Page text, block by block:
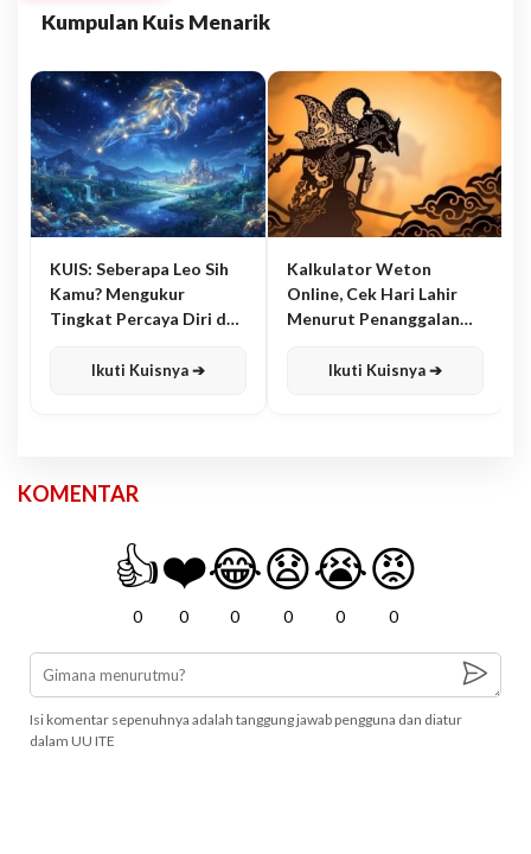
Kumpulan Kuis Menarik
KUIS: Seberapa Leo Sih
Kamu? Mengukur
Tingkat Percaya Diri dan
Ikuti Kuisnya ➔
Kalkulator Weton
Online, Cek Hari Lahir
Menurut Penanggalan
Ikuti Kuisnya ➔
KOMENTAR
👍
0
❤️
0
😂
0
😧
0
😭
0
😡
0
Isi komentar sepenuhnya adalah tanggung jawab pengguna dan diatur
dalam UU ITE